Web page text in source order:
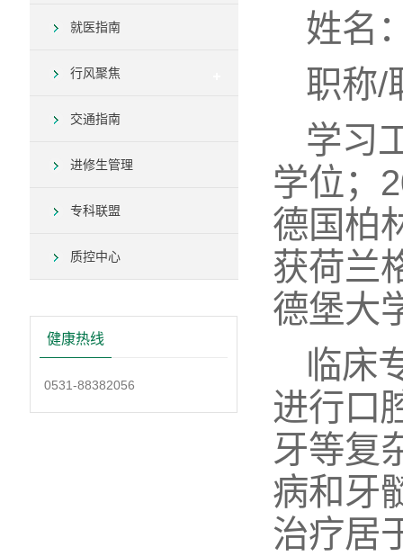
就医指南
行风聚焦
交通指南
进修生管理
专科联盟
质控中心
健康热线
0531-88382056
姓名
职称/
学习
学位；
德国柏
获荷兰
德堡大
临床
进行口
牙等复
病和牙
治疗居